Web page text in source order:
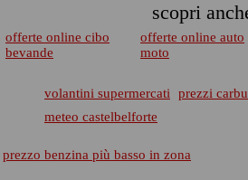
scopri
offerte online cibo
bevande
offerte online auto
moto
volantini supermercati prezzi
meteo castelbelforte
prezzo benzina più basso in zona